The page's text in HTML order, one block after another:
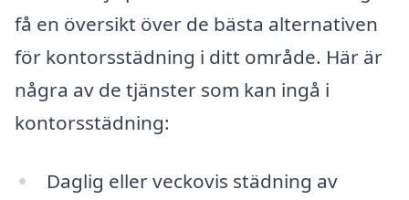
få en översikt över de bästa alternativen
för kontorsstädning i ditt område. Här är
några av de tjänster som kan ingå i
kontorsstädning:
Daglig eller veckovis städning av